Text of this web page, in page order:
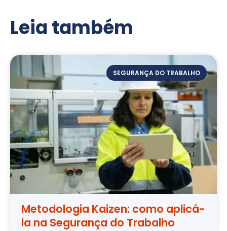
Leia também
SEGURANÇA DO TRABALHO
Metodologia Kaizen: como aplicá-
la na Segurança do Trabalho